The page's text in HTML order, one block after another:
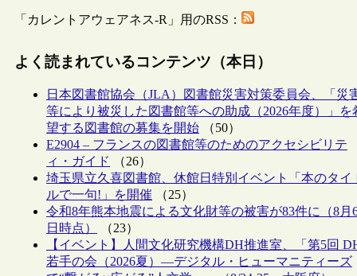
「カレントアウェアネス-R」用のRSS：
よく読まれているコンテンツ（本日）
日本図書館協会（JLA）図書館災害対策委員会、「災
等により被災した図書館等への助成（2026年度）」を
望する図書館の募集を開始 （50）
E2904 – フランスの図書館等のためのアクセシビリテ
ィ・ガイド
（26）
埼玉県立久喜図書館、休館日特別イベント「本のタイ
ルで一句!」を開催 （25）
令和8年熊本地震による文化財等の被害が83件に（8月
日時点）
（23）
【イベント】人間文化研究機構DH推進室、「第5回
若手の会（2026夏）―デジタル・ヒューマニティーズ